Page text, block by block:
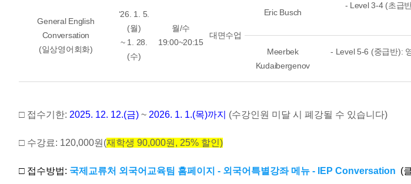
General English
Conversation
(일상영어회화)
‘26. 1. 5.
(월)
~ 1. 28.
(수)
월/수
19:00~20:15
대면수업
Eric Busch
- Level 3-4 (초급
Meerbek
Kudaibergenov
- Level 5-6 (중급반):
□ 접수기한: 2025. 12. 12.(금) ~ 2026. 1. 1.(목)까지 (수강인원 미달 시 폐강될 수 있습니다)
□ 수강료: 120,000원(재학생 90,000원, 25% 할인)
□ 접수방법: 국제교류처 외국어교육팀 홈페이지 - 외국어특별강좌 메뉴 - IEP Conversation (